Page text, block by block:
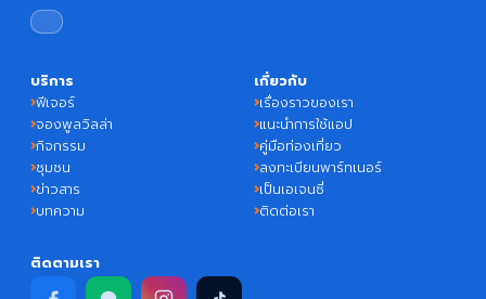
บริการ
ฟีเจอร์
จองพูลวิลล่า
กิจกรรม
ชุมชน
ข่าวสาร
บทความ
เกี่ยวกับ
เรื่องราวของเรา
แนะนำการใช้แอป
คู่มือท่องเที่ยว
ลงทะเบียนพาร์ทเนอร์
เป็นเอเจนซี่
ติดต่อเรา
ติดตามเรา